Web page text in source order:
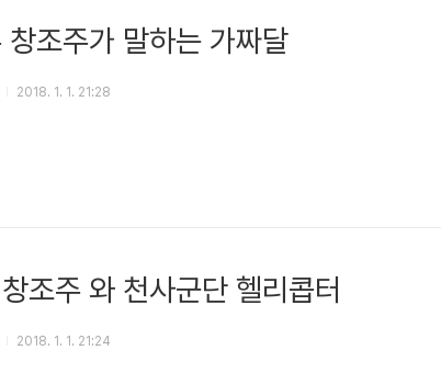
창조주가 말하는 가짜달
2018. 1. 1. 21:28
조주 와 천사군단 헬리콥터
2018. 1. 1. 21:24